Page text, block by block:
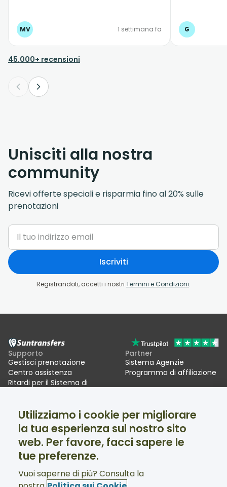
MV 1 settimana fa G
45.000+ recensioni
Unisciti alla nostra
community
Ricevi offerte speciali e risparmia fino al 20% sulle
prenotazioni
Iscriviti
Registrandoti, accetti i nostri Termini e Condizioni.
Supporto
Gestisci prenotazione
Centro assistenza
Ritardi per il Sistema di
Partner
Sistema Agenzie
Programma di affiliazione
Suntransfers
Chi siamo
Recensioni
Transfer sciistici
Social
Facebook
Supporto disponibile 24/7
Utilizziamo i cookie per migliorare
la tua esperienza sul nostro sito
web. Per favore, facci sapere le
tue preferenze.
Vuoi saperne di più? Consulta la